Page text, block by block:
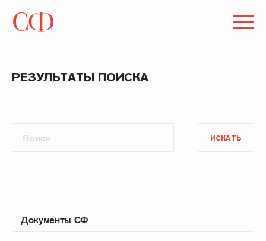
РЕЗУЛЬТАТЫ ПОИСКА
ИСКАТЬ